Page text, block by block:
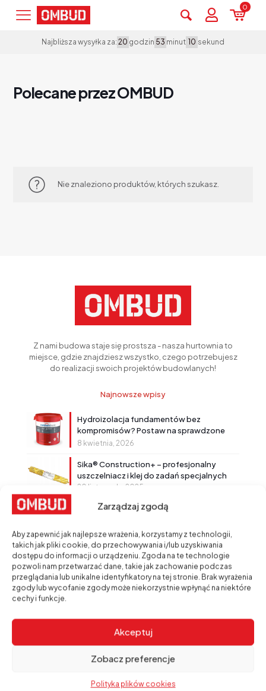
Zarządzaj zgodą
Aby zapewnić jak najlepsze wrażenia, korzystamy z technologii,
takich jak pliki cookie, do przechowywania i/lub uzyskiwania
dostępu do informacji o urządzeniu. Zgoda na te technologie
pozwoli nam przetwarzać dane, takie jak zachowanie podczas
przeglądania lub unikalne identyfikatory na tej stronie. Brak wyrażenia
zgody lub wycofanie zgody może niekorzystnie wpłynąć na niektóre
cechy i funkcje.
Akceptuj
Zobacz preferencje
Polityka plików cookies
0
Najbliższa wysyłka za: 20 godzin 53 minut 10 sekund
Polecane przez OMBUD
Nie znaleziono produktów, których szukasz.
Z nami budowa staje się prostsza - nasza hurtownia to
miejsce, gdzie znajdziesz wszystko, czego potrzebujesz
do realizacji swoich projektów budowlanych!
Najnowsze wpisy
Hydroizolacja fundamentów bez
kompromisów? Postaw na sprawdzone
rozwiązanie!
8 kwietnia, 2026
Sika® Construction+ – profesjonalny
uszczelniacz i klej do zadań specjalnych
20 listopada, 2025
Powłoki bitumiczne Sika®
Izolacje przeciwwodne – skuteczna
ochrona budynku przed wilgocią i wodą
1 września, 2025
Hydroizolacja piwnicy – jak skutecznie
30 sierpnia, 2025
Fugi Kerakoll – perfekcyjne wykończenie
29 sierpnia, 2025